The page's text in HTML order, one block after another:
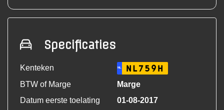
Specificaties
Kenteken NL NL759H
BTW of Marge
Marge
Datum eerste toelating
01-08-2017